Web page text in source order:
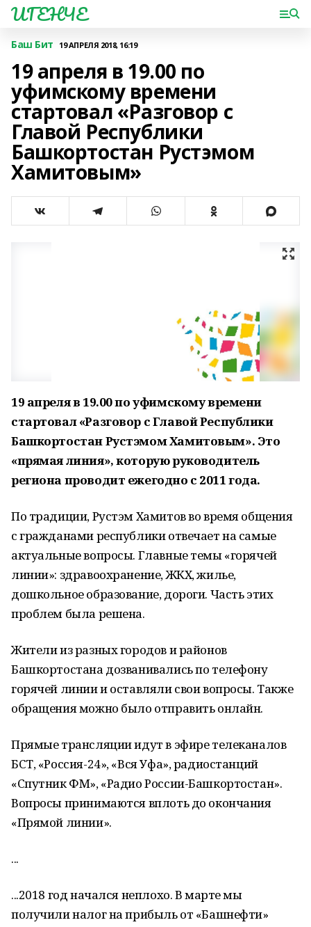
ИГЕНЧЕ
Баш Бит 19 АПРЕЛЯ 2018, 16:19
19 апреля в 19.00 по
уфимскому времени
стартовал «Разговор с
Главой Республики
Башкортостан Рустэмом
Хамитовым»
19 апреля в 19.00 по уфимскому времени
стартовал «Разговор с Главой Республики
Башкортостан Рустэмом Хамитовым». Это
«прямая линия», которую руководитель
региона проводит ежегодно с 2011 года.
По традиции, Рустэм Хамитов во время общения
с гражданами республики отвечает на самые
актуальные вопросы. Главные темы «горячей
линии»: здравоохранение, ЖКХ, жилье,
дошкольное образование, дороги. Часть этих
проблем была решена.
Жители из разных городов и районов
Башкортостана дозванивались по телефону
горячей линии и оставляли свои вопросы. Также
обращения можно было отправить онлайн.
Прямые трансляции идут в эфире телеканалов
БСТ, «Россия-24», «Вся Уфа», радиостанций
«Спутник ФМ», «Радио России-Башкортостан».
Вопросы принимаются вплоть до окончания
«Прямой линии».
...
...2018 год начался неплохо. В марте мы
получили налог на прибыль от «Башнефти»